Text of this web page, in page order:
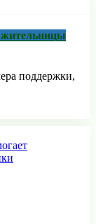
жительницы
поддержки,